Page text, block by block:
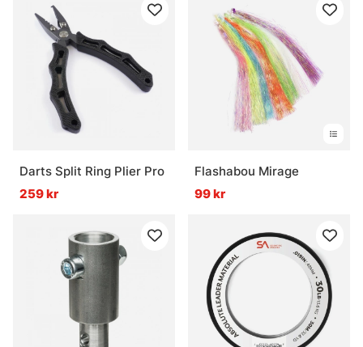
Darts Split Ring Plier Pro
259 kr
Flashabou Mirage
99 kr